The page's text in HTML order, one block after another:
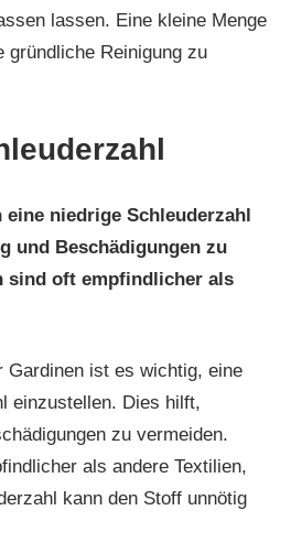
lassen. Eine kleine Menge
gründliche Reinigung zu
eine niedrige Schleuderzahl
und Beschädigungen zu
sind oft empfindlicher als
Gardinen ist es wichtig, eine
einzustellen. Dies hilft,
zu vermeiden.
als andere Textilien,
kann den Stoff unnötig